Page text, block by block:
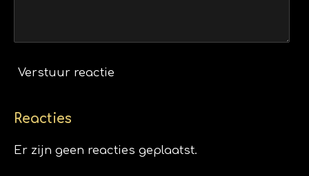
Verstuur reactie
Reacties
Er zijn geen reacties geplaatst.